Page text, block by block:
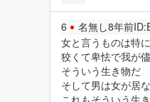
6 名無し8年前
女と言うものは特
狡くて卑怯で我が
そういう生き物だ
そして男は女が居
これもそういう生